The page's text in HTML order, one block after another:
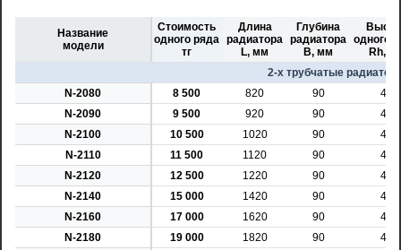
Название
модели
Стоимость
одного ряда
тг
Длина
радиатора
L, мм
Глубина
радиатора
B, мм
одного
Rh,
2-х трубчатые
N-2080
8 500 820 90
45
N-2090
9 500 920 90
45
N-2100
10 500 1020 90
45
N-2110
11 500 1120 90
45
N-2120
12 500 1220 90
45
N-2140
15 000 1420 90
45
N-2160
17 000 1620 90
45
N-2180
19 000 1820 90
45